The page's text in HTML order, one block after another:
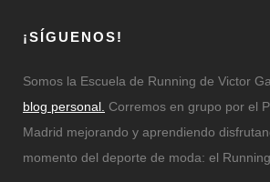
¡SÍGUENOS!
Somos la Escuela de Running de Victor
blog personal. Corremos en grupo por el
Madrid mejorando y aprendiendo
momento del deporte de moda: el Running.